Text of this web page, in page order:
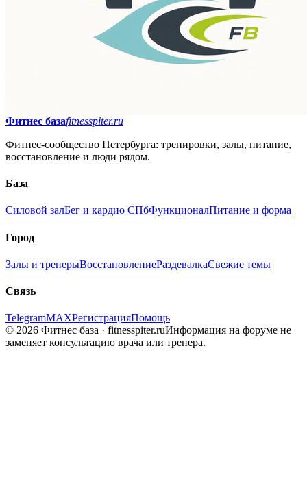
Фитнес базаfitnesspiter.ru
Фитнес-сообщество Петербурга: тренировки, залы, питание,
восстановление и люди рядом.
База
Силовой залБег и кардио СПбФункционалПитание и форма
Город
Залы и тренерыВосстановлениеРаздевалкаСвежие темы
Связь
TelegramMAXРегистрацияПомощь
© 2026 Фитнес база · fitnesspiter.ruИнформация на форуме не
заменяет консультацию врача или тренера.